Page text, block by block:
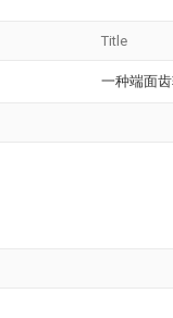
Title
一种端面